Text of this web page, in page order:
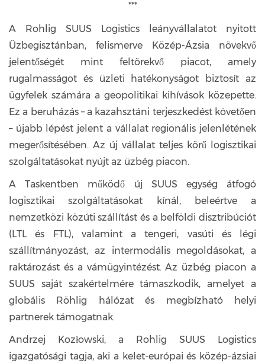
***
A Rohlig SUUS Logistics leányvállalatot nyitott
Üzbegisztánban, felismerve Közép-Ázsia növekvő
jelentőségét mint feltörekvő piacot, amely
rugalmasságot és üzleti hatékonyságot biztosít az
ügyfelek számára a geopolitikai kihívások közepette.
Ez a beruházás – a kazahsztáni terjeszkedést követően
– újabb lépést jelent a vállalat regionális jelenlétének
megerősítésében. Az új vállalat teljes körű logisztikai
szolgáltatásokat nyújt az üzbég piacon.
A Taskentben működő új SUUS egység átfogó
logisztikai szolgáltatásokat kínál, beleértve a
nemzetközi közúti szállítást és a belföldi disztribúciót
(LTL és FTL), valamint a tengeri, vasúti és légi
szállítmányozást, az intermodális megoldásokat, a
raktározást és a vámügyintézést. Az üzbég piacon a
SUUS saját szakértelmére támaszkodik, amelyet a
globális Röhlig hálózat és megbízható helyi
partnerek támogatnak.
Andrzej Kozłowski, a Rohlig SUUS Logistics
igazgatósági tagja, aki a kelet-európai és közép-ázsiai